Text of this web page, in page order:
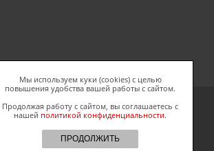
Мы используем куки (cookies) с целью
повышения удобства вашей работы с сайтом.
Продолжая работу с сайтом, вы соглашаетесь с
нашей политикой конфиденциальности.
ПРОДОЛЖИТЬ